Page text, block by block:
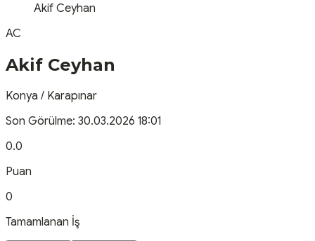
Akif Ceyhan
AC
Akif Ceyhan
Konya / Karapınar
Son Görülme: 30.03.2026 18:01
0.0
Puan
0
Tamamlanan İş